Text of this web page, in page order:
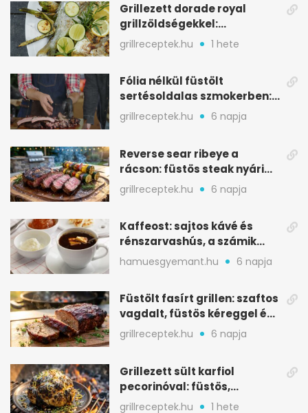
Grillezett dorade royal
grillzöldségekkel:
mediterrán ízek a rostélyról
grillreceptek.hu 1 hete
Fólia nélkül füstölt
sertésoldalas szmokerben:
ropogós bark, 6 óra
grillreceptek.hu 6 napja
Reverse sear ribeye a
rácson: füstös steak nyári
tökkebabbal
grillreceptek.hu 6 napja
Kaffeost: sajtos kávé és
rénszarvashús, a számik
melegítő itala
hamuesgyemant.hu 6 napja
Füstölt fasírt grillen: szaftos
vagdalt, füstös kéreggel és
BBQ mázzal
grillreceptek.hu 6 napja
Grillezett sült karfiol
pecorinóval: füstös,
karamellizált nyári kedvenc
grillreceptek.hu 1 hete